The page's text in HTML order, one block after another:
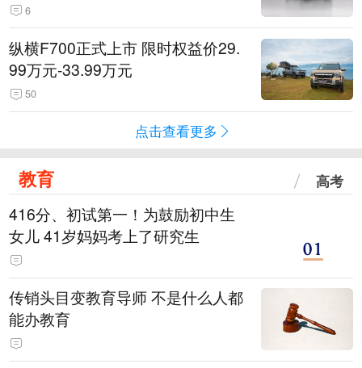
6
纵横F700正式上市 限时权益价29.
99万元-33.99万元
50
点击查看更多
教育 高考
416分、初试第一！为鼓励初中生
女儿 41岁妈妈考上了研究生
传销头目变教育导师 不是什么人都
能办教育